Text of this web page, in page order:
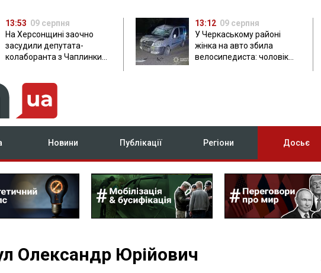
13:53 09 серпня
На Херсонщині заочно
засудили депутата-
колаборанта з Чаплинки
13:12 09 серпня
У Черкаському районі
жінка на авто збила
велосипедиста: чоловік
Новини Публікації Регіони Досьє
Олександр Юрійович